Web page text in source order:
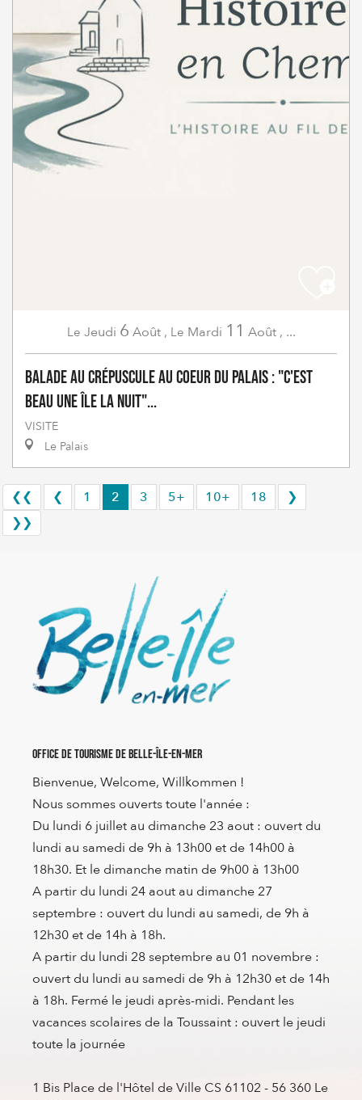
Le Jeudi 6 Août, Le Mardi 11 Août, ...
Balade au crépuscule au coeur du Palais : "C'est
beau une île la nuit"...
VISITE
Le Palais
❮❮ ❮ 1 2 3 5+ 10+ 18
❯
❯❯
Office de Tourisme de Belle-Île-en-Mer
Bienvenue, Welcome, Willkommen !
Nous sommes ouverts toute l'année :
Du lundi 6 juillet au dimanche 23 aout : ouvert du
lundi au samedi de 9h à 13h00 et de 14h00 à
18h30. Et le dimanche matin de 9h00 à 13h00
A partir du lundi 24 aout au dimanche 27
septembre : ouvert du lundi au samedi, de 9h à
12h30 et de 14h à 18h.
A partir du lundi 28 septembre au 01 novembre :
ouvert du lundi au samedi de 9h à 12h30 et de 14h
à 18h. Fermé le jeudi après-midi. Pendant les
vacances scolaires de la Toussaint : ouvert le jeudi
toute la journée
1 Bis Place de l'Hôtel de Ville CS 61102 - 56 360 Le